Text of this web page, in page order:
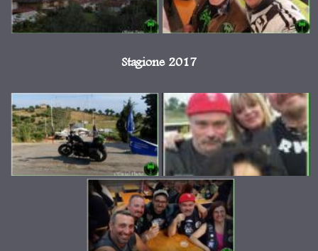
Stagione 2017